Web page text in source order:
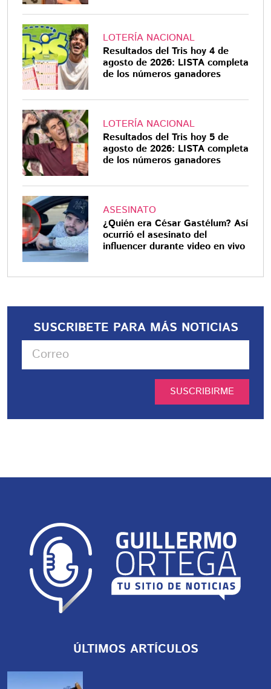
LOTERÍA NACIONAL
Resultados del Tris hoy 4 de
agosto de 2026: LISTA completa
de los números ganadores
LOTERÍA NACIONAL
Resultados del Tris hoy 5 de
agosto de 2026: LISTA completa
de los números ganadores
ASESINATO
¿Quién era César Gastélum? Así
ocurrió el asesinato del
influencer durante video en vivo
SUSCRIBETE PARA MÁS NOTICIAS
SUSCRIBIRME
ÚLTIMOS ARTÍCULOS